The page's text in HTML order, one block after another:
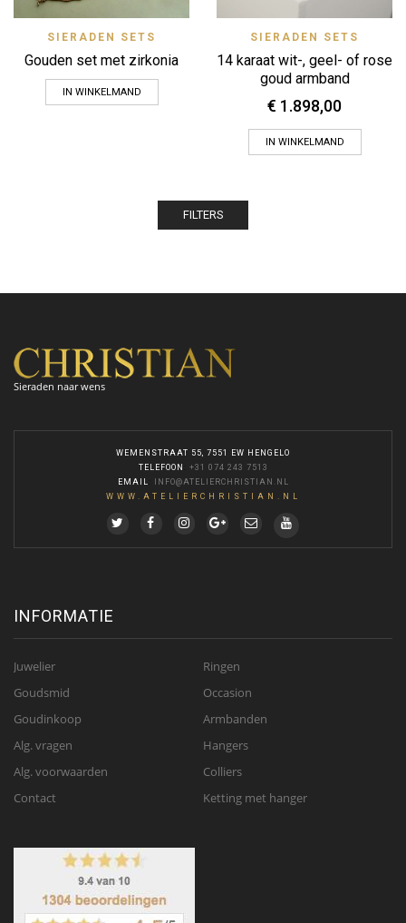
SIERADEN SETS
Gouden set met zirkonia
IN WINKELMAND
SIERADEN SETS
14 karaat wit-, geel- of rose
goud armband
€ 1.898,00
IN WINKELMAND
FILTERS
Sieraden naar wens
WEMENSTRAAT 55, 7551 EW HENGELO
TELEFOON
+31 074 243 7513
EMAIL
INFO@ATELIERCHRISTIAN.NL
WWW.ATELIERCHRISTIAN.NL
INFORMATIE
Juwelier
Goudsmid
Goudinkoop
Alg. vragen
Alg. voorwaarden
Contact
Ringen
Occasion
Armbanden
Hangers
Colliers
Ketting met hanger